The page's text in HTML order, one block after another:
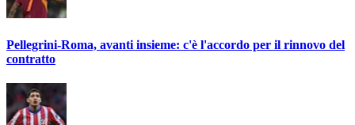
Pellegrini-Roma, avanti insieme: c'è l'accordo per il rinnovo del
contratto